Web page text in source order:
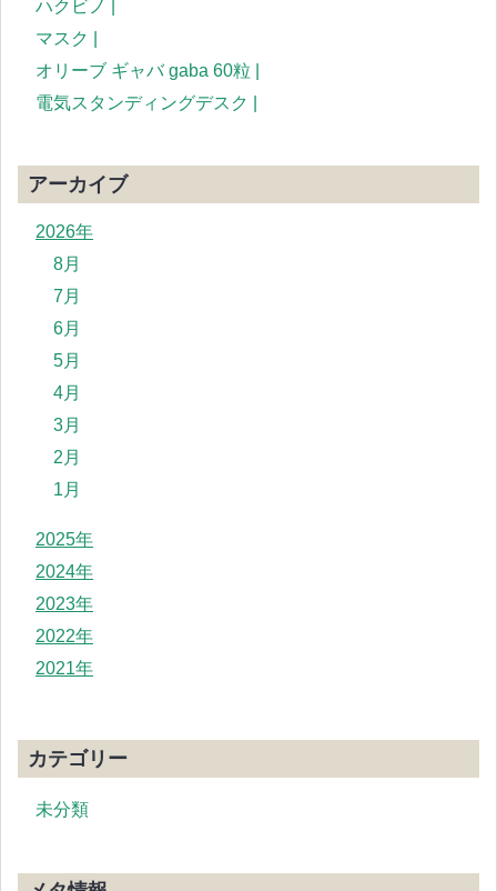
ハクビノ |
マスク |
オリーブ ギャバ gaba 60粒 |
電気スタンディングデスク |
アーカイブ
2026年
8月
7月
6月
5月
4月
3月
2月
1月
2025年
2024年
2023年
2022年
2021年
カテゴリー
未分類